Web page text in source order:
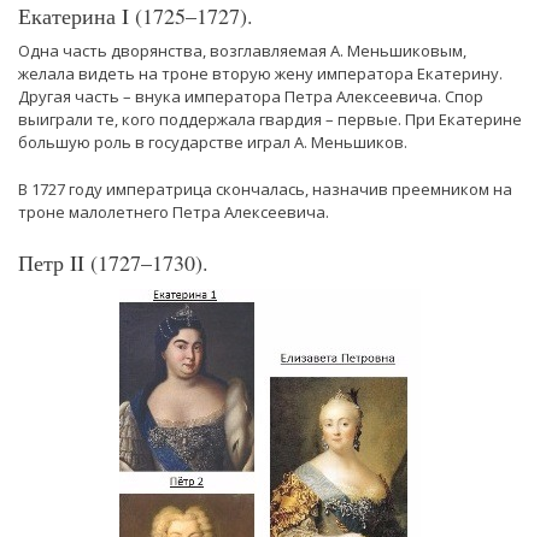
Екатерина I (1725–1727).
Одна часть дворянства, возглавляемая А. Меньшиковым,
желала видеть на троне вторую жену императора Екатерину.
Другая часть – внука императора Петра Алексеевича. Спор
выиграли те, кого поддержала гвардия – первые. При Екатерине
большую роль в государстве играл А. Меньшиков.
В 1727 году императрица скончалась, назначив преемником на
троне малолетнего Петра Алексеевича.
Петр II (1727–1730).